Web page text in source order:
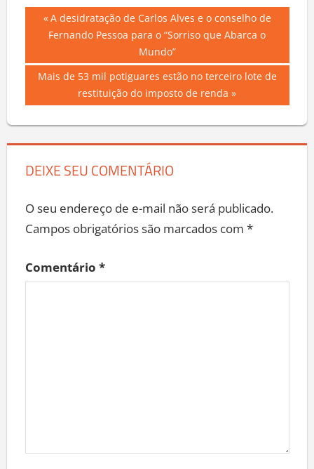
Navegação
Post
Previous
Post:
A desidratação de Carlos Alves e o conselho de
Fernando Pessoa para o “Sorriso que Abarca o
Mundo”
Next
Mais de 53 mil potiguares estão no terceiro lote de
restituição do imposto de renda
DEIXE SEU COMENTÁRIO
O seu endereço de e-mail não será publicado.
Campos obrigatórios são marcados com *
Comentário *